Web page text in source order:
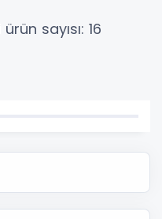
sayısı: 16